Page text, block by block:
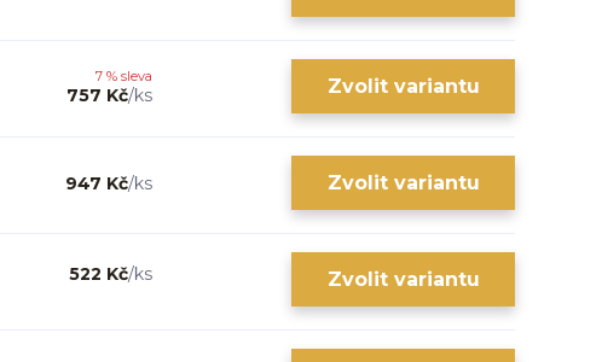
7 % sleva
757 Kč/ks Zvolit variantu
947 Kč/ks Zvolit variantu
522 Kč/ks Zvolit variantu